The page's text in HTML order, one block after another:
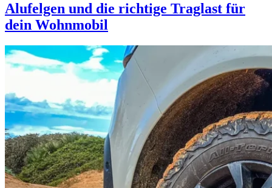
Alufelgen und die richtige Traglast für
dein Wohnmobil